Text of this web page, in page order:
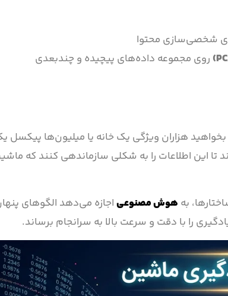
شخصی‌سازی محتوا
روی مجموعه داده‌های پیچیده و چندبعدی
هزاران ویژگی یک خانه یا میلیون‌ها پیکسل
تا این اطلاعات را به شکلی سازماندهی کنند که
به هوش مصنوعیاجازه می‌دهد الگوهای
را با دقت و سرعت بالا به سرانجام برساند.